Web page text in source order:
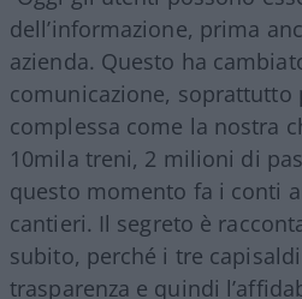
dell’informazione, prima
azienda. Questo ha
comunicazione, soprattutto
complessa come la nostra
10mila treni, 2 milioni di
questo momento fa i conti
cantieri. Il segreto è
subito, perché i tre
trasparenza e quindi